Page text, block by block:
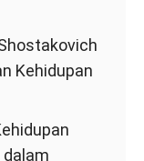
Kehidupan
dalam